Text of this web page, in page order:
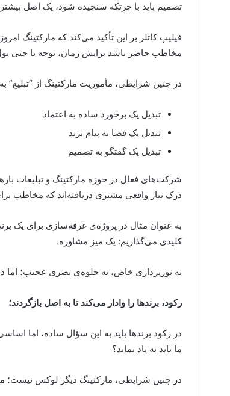
تصمیم باید با چرتکه سنجیده شود، یک اصل
فیلیپ کاتلر بر این تأکید می‌کند که مارکتینگ
مخاطب حاضر باشد برایش زمان، توجه یا حتی
در چنین شرایطی، مأموریت مارکتینگ از
تبدیل یک برخورد ساده به اعتماد
تبدیل یک فضا به پیام برند
تبدیل یک گفتگو به تصمیم
شرکت‌های فعال در حوزه مارکتینگ و تبلیغات
درک نیاز واقعی مشتری دریافته‌اند که مخاطب
کلیدی می‌گذاریم: یک میز مشاوره.
نه نورپردازی خاص، نه جلوه‌ی بصری عجیب؛
رکود، برندها را وادار می‌کند تا به اصل بازگردند؛
در رکود برندها باید به این سؤال ساده، اما
ما باید به یاد بماند؟
در چنین شرایطی، مارکتینگ دیگر لوکس